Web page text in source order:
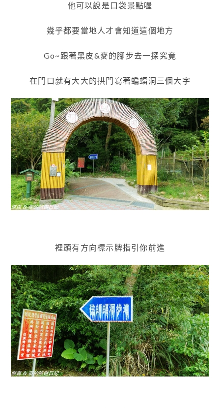
他可以說是口袋景點喔
幾乎都要當地人才會知道這個地方
Go~跟著黑皮&麥的腳步去一探究竟
在門口就有大大的拱門寫著蝙蝠洞三個大字
裡頭有方向標示牌指引你前進